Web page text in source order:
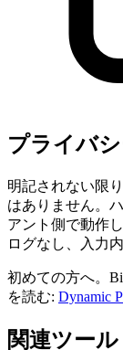
プライバ
明記されない限
はありません。
アント側で動作
ログなし、入力
初めての方へ。
を読む: Dynamic
関連ツール